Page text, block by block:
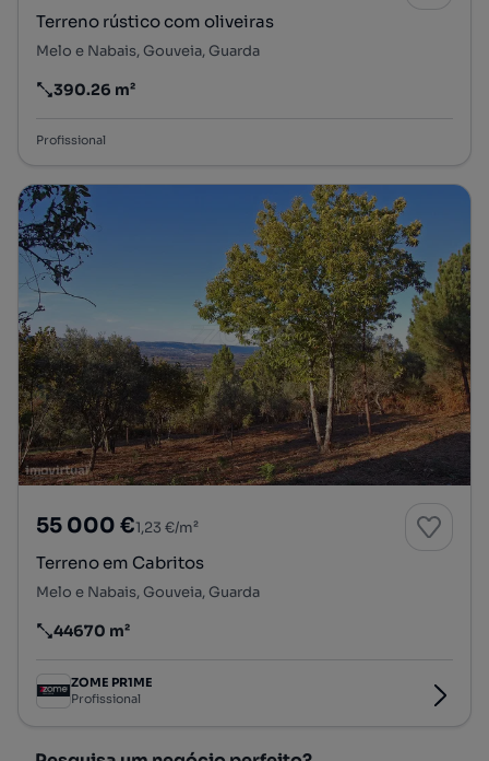
Terreno rústico com oliveiras
Melo e Nabais, Gouveia, Guarda
Preço por metro quadrado
390.26 m²
Profissional
55 000 €1,23 €/m²
Terreno em Cabritos
Melo e Nabais, Gouveia, Guarda
Preço por metro quadrado
44670 m²
ZOME PR1ME
Profissional